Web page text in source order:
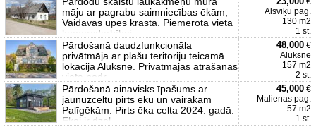
māju ar pagrabu saimniecības ēkām,
Vaidavas upes krastā. Piemērota vieta
komercdarbībai,
Alsviķu pag.
130 m2
1 st.
Pārdošanā daudzfunkcionāla
privātmāja ar plašu teritoriju teicamā
lokācijā Alūksnē. Privātmājas atrašanās
vieta nodr
48,000 €
Alūksne
157 m2
2 st.
Pārdošanā ainavisks īpašums ar
jaunuzceltu pirts ēku un vairākām
Palīgēkām. Pirts ēka celta 2024. gadā.
Ēkai ir dzel
45,000 €
Malienas pag.
57 m2
1 st.